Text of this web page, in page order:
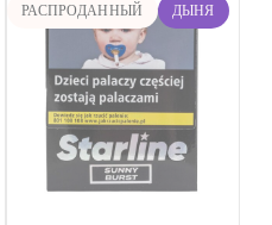
РАСПРОДАННЫЙ ДЫНЯ